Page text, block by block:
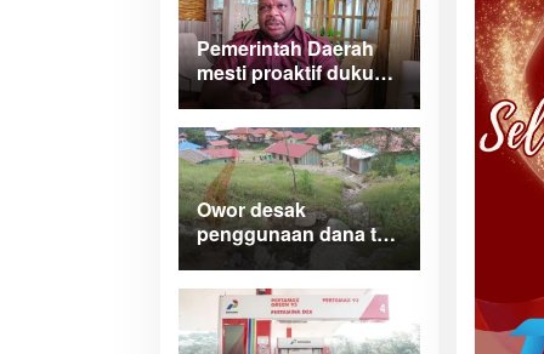
Pemerintah Daerah
mesti proaktif dukung
legalitas
pertambangan rakyat
di Papua Barat
Owor desak
penggunaan dana tak
terduga tangani
bencana di Kampung
Coisi